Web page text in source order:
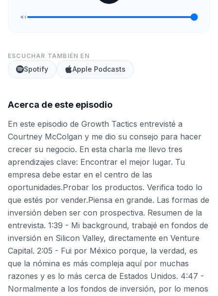
ESCUCHAR TAMBIÉN EN
Spotify Apple Podcasts
Acerca de este episodio
En este episodio de Growth Tactics entrevisté a
Courtney McColgan y me dio su consejo para hacer
crecer su negocio. En esta charla me llevo tres
aprendizajes clave: Encontrar el mejor lugar. Tu
empresa debe estar en el centro de las
oportunidades.Probar los productos. Verifica todo lo
que estés por vender.Piensa en grande. Las formas de
inversión deben ser con prospectiva. Resumen de la
entrevista. 1:39 - Mi background, trabajé en fondos de
inversión en Silicon Valley, directamente en Venture
Capital. 2:05 - Fui por México porque, la verdad, es
que la nómina es más compleja aquí por muchas
razones y es lo más cerca de Estados Unidos. 4:47 -
Normalmente a los fondos de inversión, por lo menos